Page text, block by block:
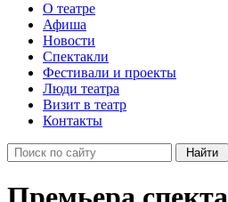
О театре
Афиша
Новости
Спектакли
Фестивали и проекты
Люди театра
Визит в театр
Контакты